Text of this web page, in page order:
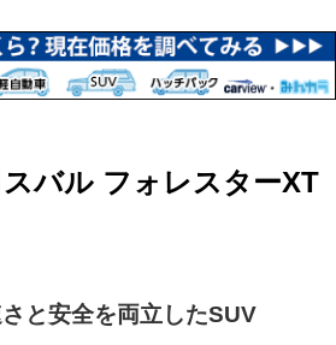
バル フォレスターXT
と安全を両立したSUV